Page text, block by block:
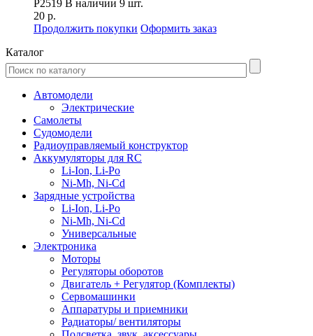
P2519 В наличии 9 шт.
20 р.
Продолжить покупки Оформить заказ
Каталог
Автомодели
Электрические
Самолеты
Судомодели
Радиоуправляемый конструктор
Аккумуляторы для RC
Li-Ion, Li-Po
Ni-Mh, Ni-Cd
Зарядные устройства
Li-Ion, Li-Po
Ni-Mh, Ni-Cd
Универсальные
Электроника
Моторы
Регуляторы оборотов
Двигатель + Регулятор (Комплекты)
Сервомашинки
Аппаратуры и приемники
Радиаторы/ вентиляторы